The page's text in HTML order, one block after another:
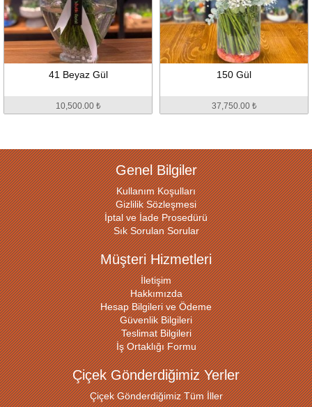
41 Beyaz Gül
10,500.00 ₺
150 Gül
37,750.00 ₺
Genel Bilgiler
Kullanım Koşulları
Gizlilik Sözleşmesi
İptal ve İade Prosedürü
Sık Sorulan Sorular
Müşteri Hizmetleri
İletişim
Hakkımızda
Hesap Bilgileri ve Ödeme
Güvenlik Bilgileri
Teslimat Bilgileri
İş Ortaklığı Formu
Çiçek Gönderdiğimiz Yerler
Çiçek Gönderdiğimiz Tüm İller